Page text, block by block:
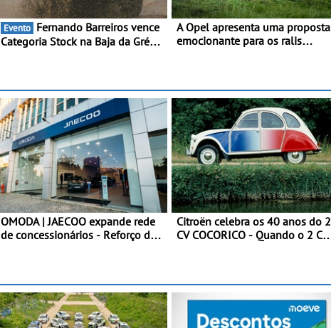
Evento
Categoria Stock na Baja da Grécia
A Opel apresenta uma proposta
emocionante para os ralis
competitiva
OMODA | JAECOO expande rede
de concessionários - Reforço da
Citroën celebra os 40 anos do 2
CV COCORICO - Quando o 2 CV